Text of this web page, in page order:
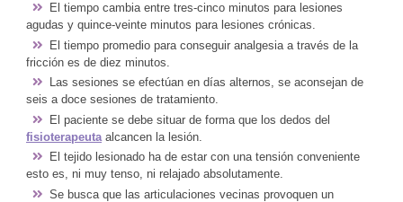
El tiempo cambia entre tres-cinco minutos para lesiones
agudas y quince-veinte minutos para lesiones crónicas.
El tiempo promedio para conseguir analgesia a través de la
fricción es de diez minutos.
Las sesiones se efectúan en días alternos, se aconsejan de
seis a doce sesiones de tratamiento.
El paciente se debe situar de forma que los dedos del
fisioterapeuta alcancen la lesión.
El tejido lesionado ha de estar con una tensión conveniente
esto es, ni muy tenso, ni relajado absolutamente.
Se busca que las articulaciones vecinas provoquen un